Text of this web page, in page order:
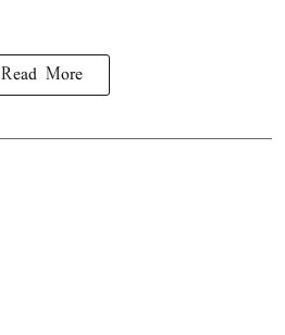
Read More